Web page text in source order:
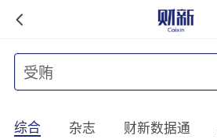
综合 杂志 财新数据通